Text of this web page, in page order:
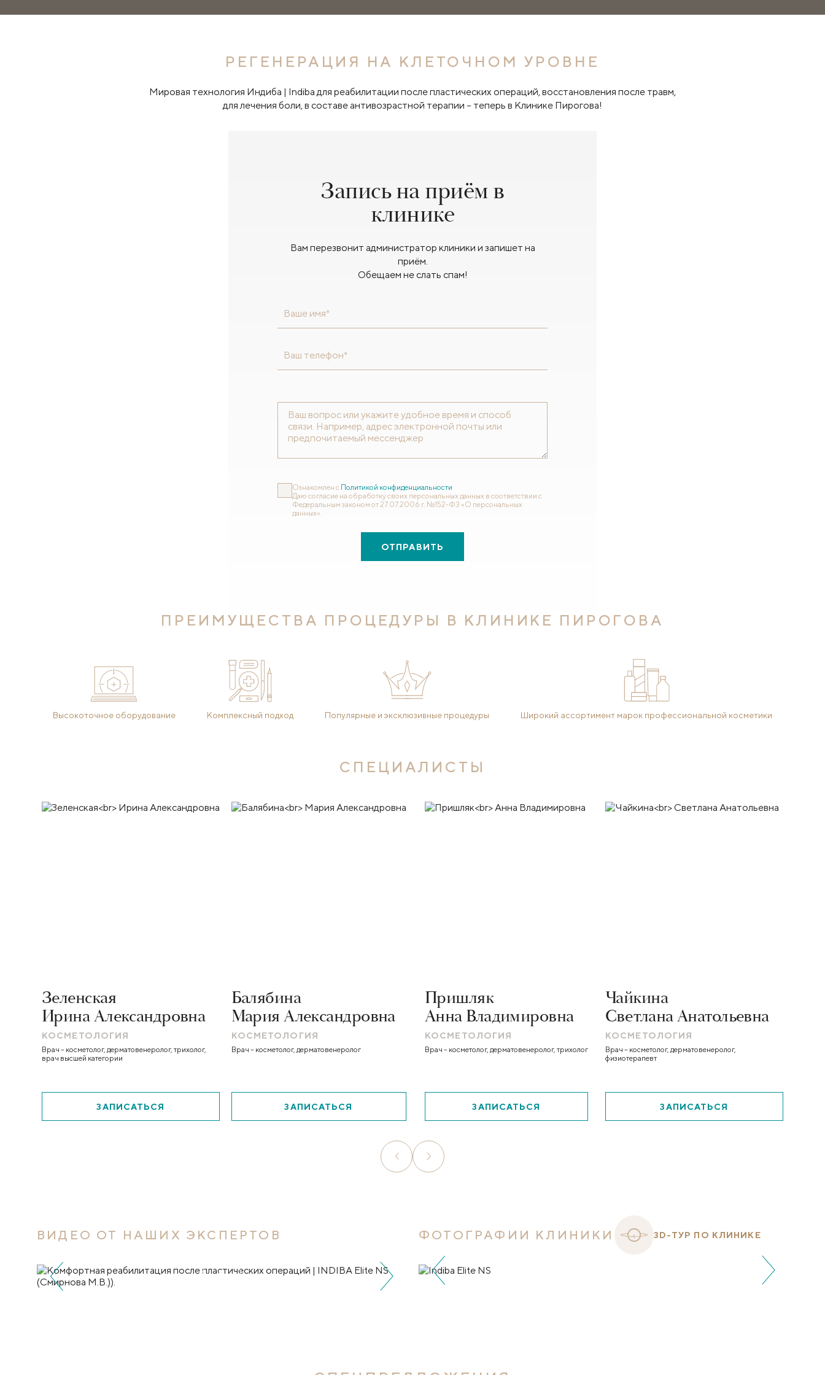
РЕГЕНЕРАЦИЯ НА КЛЕТОЧНОМ УРОВНЕ
Мировая технология Индиба | Indiba для реабилитации после пластических операций, восстановления после травм,
для лечения боли, в составе антивозрастной терапии – теперь в Клинике Пирогова!
Запись на приём в
клинике
Вам перезвонит администратор клиники и запишет на
приём.
Обещаем не слать спам!
Ваше имя*
Ваш телефон*
Ознакомлен с Политикой конфиденциальности
Даю согласие на обработку своих персональных данных в соответствии с
Федеральным законом от 27.07.2006 г. №152-ФЗ «О персональных
данных».
ОТПРАВИТЬ
ПРЕИМУЩЕСТВА ПРОЦЕДУРЫ В КЛИНИКЕ ПИРОГОВА
Высокоточное оборудование Комплексный подход Популярные и эксклюзивные процедуры Широкий ассортимент марок профессиональной косметики
СПЕЦИАЛИСТЫ
Зеленская
Ирина Александровна
КОСМЕТОЛОГИЯ
Врач – косметолог, дерматовенеролог, трихолог,
врач высшей категории
ЗАПИСАТЬСЯ
Балябина
Мария Александровна
КОСМЕТОЛОГИЯ
Врач – косметолог, дерматовенеролог
ЗАПИСАТЬСЯ
Пришляк
Анна Владимировна
КОСМЕТОЛОГИЯ
Врач – косметолог, дерматовенеролог, трихолог
ЗАПИСАТЬСЯ
Чайкина
Светлана Анатольевна
КОСМЕТОЛОГИЯ
Врач – косметолог, дерматовенеролог,
физиотерапевт
ЗАПИСАТЬСЯ
ВИДЕО ОТ НАШИХ ЭКСПЕРТОВ ФОТОГРАФИИ КЛИНИКИ 3D-ТУР ПО КЛИНИКЕ